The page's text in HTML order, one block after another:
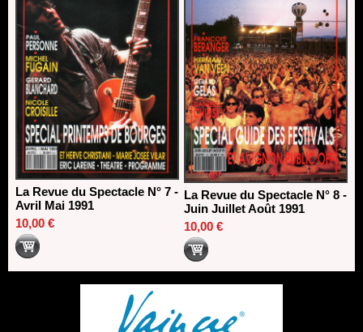
La Revue du Spectacle N° 7 -
Avril Mai 1991
10,00 €
La Revue du Spectacle N° 8 -
Juin Juillet Août 1991
10,00 €